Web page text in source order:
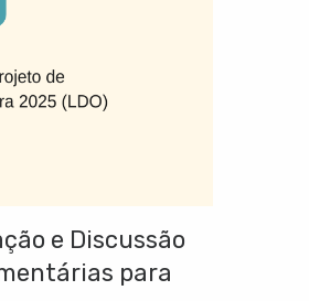
e Discussão
para